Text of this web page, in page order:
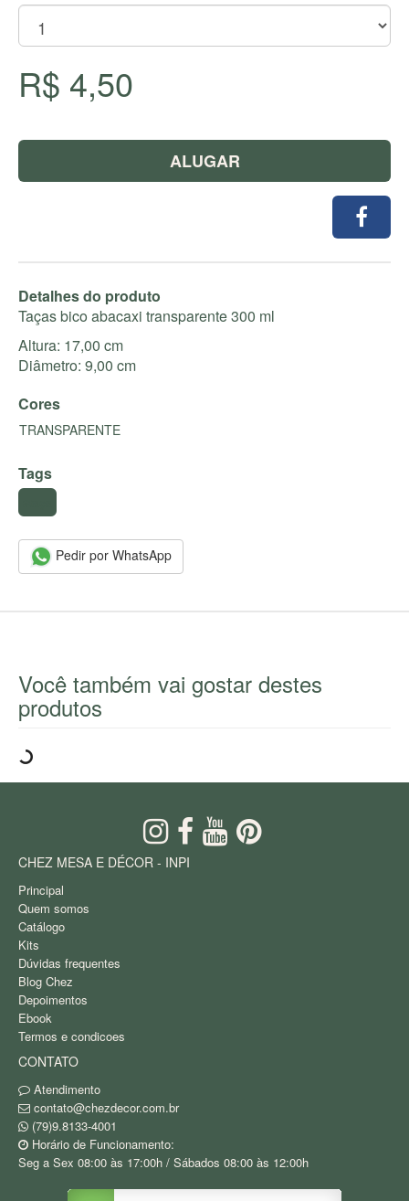
R$ 4,50
ALUGAR
Detalhes do produto
Taças bico abacaxi transparente 300 ml
Altura: 17,00 cm
Diâmetro: 9,00 cm
Cores
TRANSPARENTE
Tags
Pedir por WhatsApp
Você também vai gostar destes
produtos
CHEZ MESA E DÉCOR - INPI
Principal
Quem somos
Catálogo
Kits
Dúvidas frequentes
Blog Chez
Depoimentos
Ebook
Termos e condicoes
CONTATO
Atendimento
contato@chezdecor.com.br
(79)9.8133-4001
Horário de Funcionamento:
Seg a Sex 08:00 às 17:00h / Sábados 08:00 às 12:00h